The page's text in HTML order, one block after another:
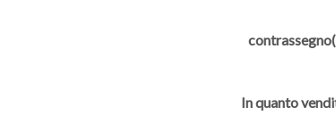
In quanto